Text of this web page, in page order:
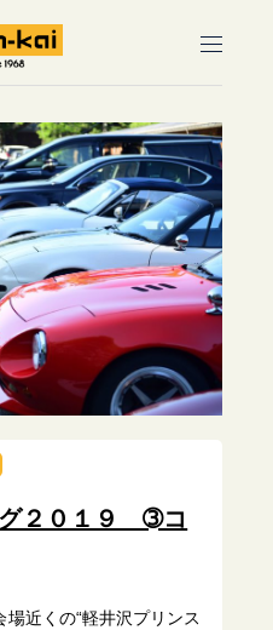
グ２０１９ ➂コ
近くの“軽井沢プリンス